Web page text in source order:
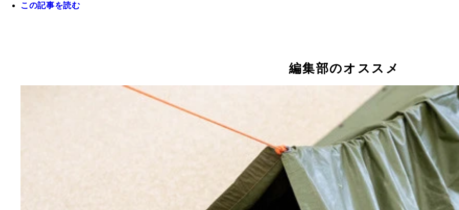
小山さんがソロキャンプ用に張ったテントと並べた道具。これくらいのシンプルさで十分
リュックサックひとつにまとめられたソロキャンプ用の道具。これなら電車やバスでもキャンプに行ける
この記事を読む
編集部のオススメ